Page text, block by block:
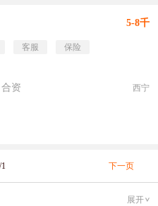
5-8千
客服
保险
资 西宁
1 下一页
展开